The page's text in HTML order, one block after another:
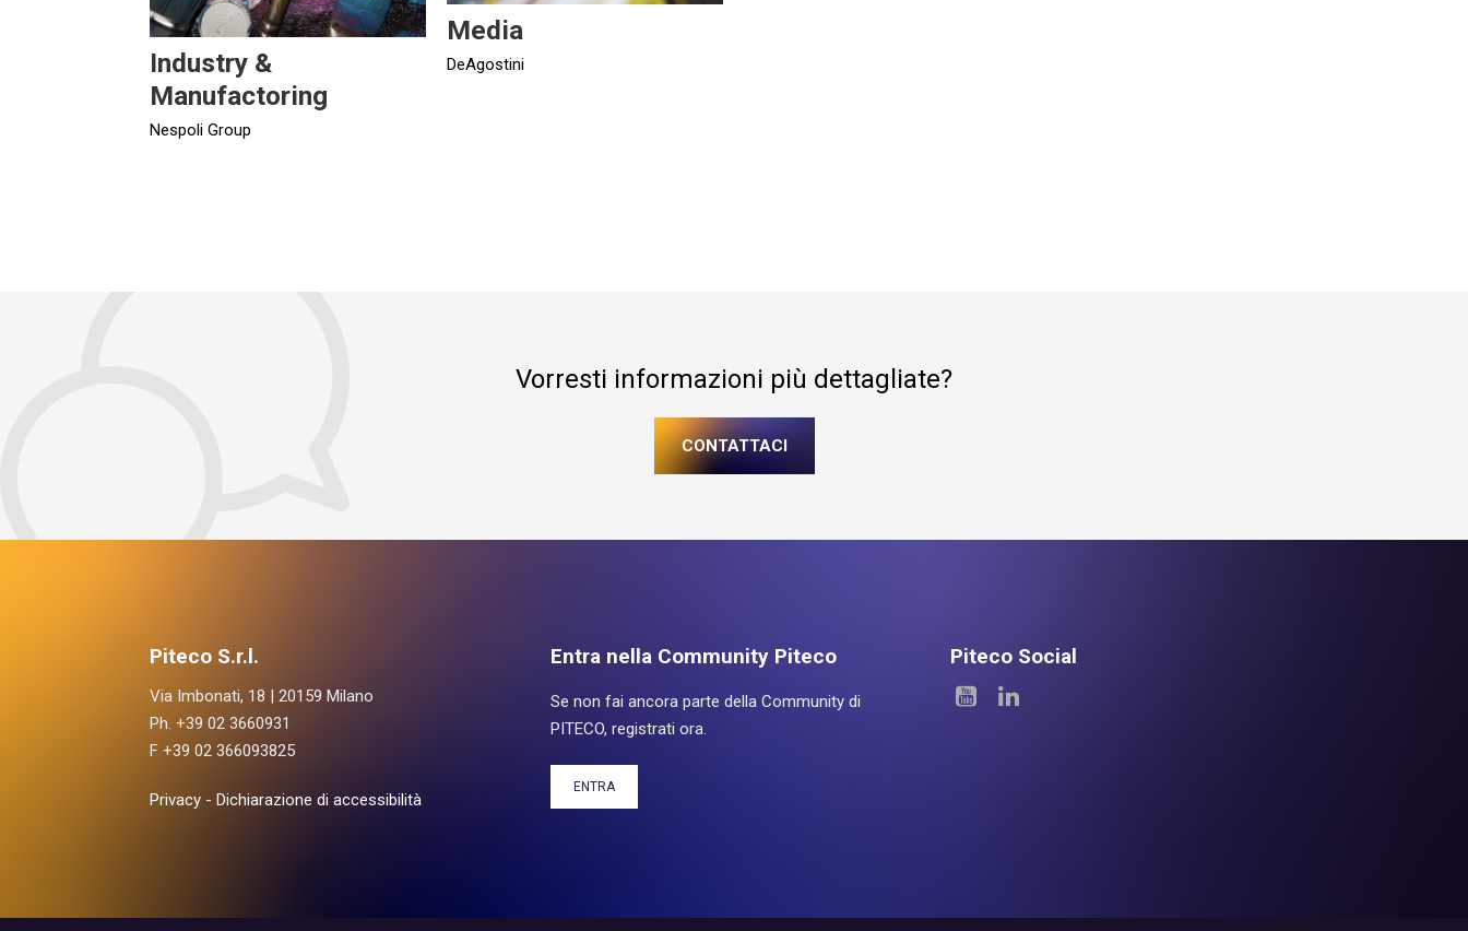
Nespoli Group
Industry &
Manufactoring
DeAgostini
Media
Vorresti informazioni più dettagliate?
CONTATTACI
Piteco S.r.l.
Via Imbonati, 18 | 20159 Milano
Ph. +39 02 3660931
F +39 02 366093825
Privacy - Dichiarazione di accessibilità
Entra nella Community Piteco
Se non fai ancora parte della Community di
PITECO, registrati ora.
ENTRA
Piteco Social